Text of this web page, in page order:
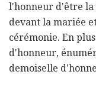
l'honneur d'être la
devant la mariée
cérémonie. En
d'honneur,
demoiselle